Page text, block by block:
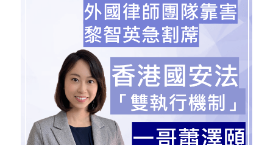
反華推手你要知
反華推手懶人包
民主派騙案十式
反華推手起底
美西霸凌內幕
林淑芳專欄
屈穎妍專欄
朱庭萱專欄
絕密法庭檔案
醫院口岸爆炸案
屠龍小隊案
吃喝玩指南
關於我們